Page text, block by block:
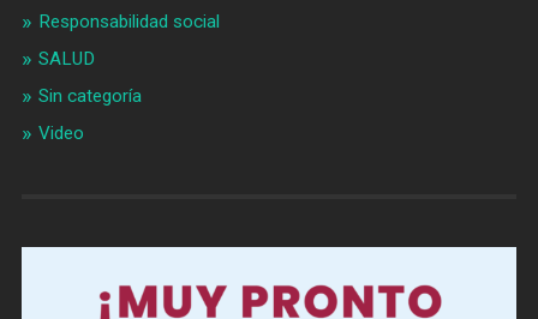
Responsabilidad social
SALUD
Sin categoría
Video